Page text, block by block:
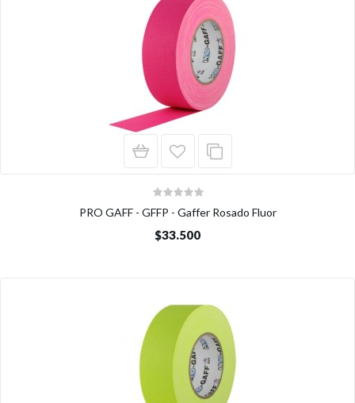
PRO GAFF - GFFP - Gaffer Rosado Fluor
$33.500